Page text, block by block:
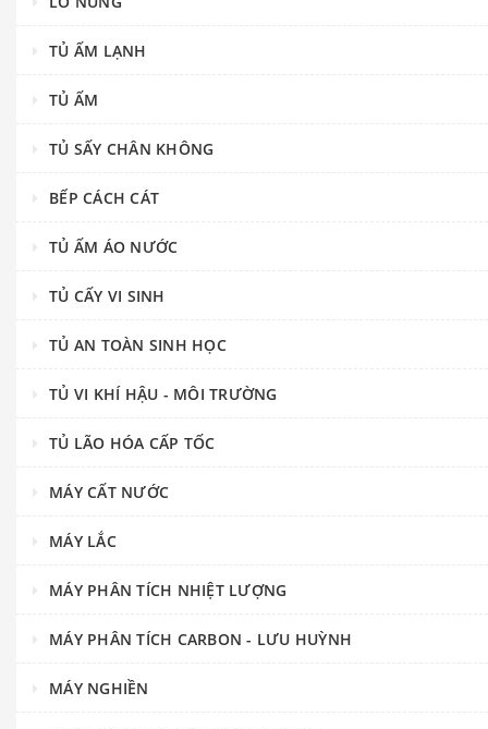
TỦ ẤM LẠNH
TỦ ẤM
TỦ SẤY CHÂN KHÔNG
BẾP CÁCH CÁT
TỦ ẤM ÁO NƯỚC
TỦ CẤY VI SINH
TỦ AN TOÀN SINH HỌC
TỦ VI KHÍ HẬU - MÔI TRƯỜNG
TỦ LÃO HÓA CẤP TỐC
MÁY CẤT NƯỚC
MÁY LẮC
MÁY PHÂN TÍCH NHIỆT LƯỢNG
MÁY PHÂN TÍCH CARBON - LƯU HUỲNH
MÁY NGHIỀN